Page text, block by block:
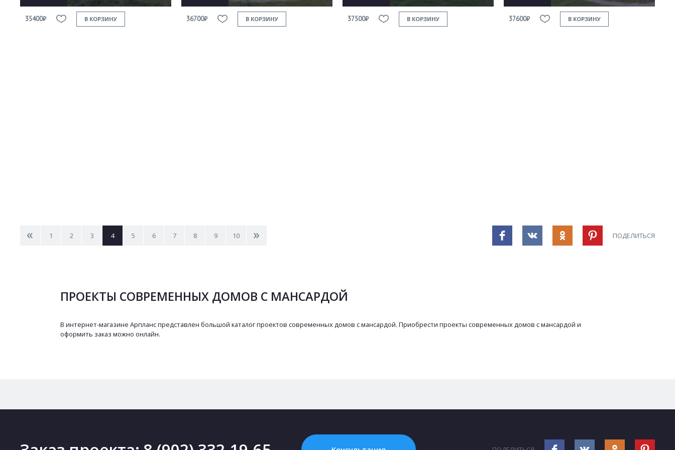
35400₽ В КОРЗИНУ 36700₽ В КОРЗИНУ 37500₽ В КОРЗИНУ 37600₽ В КОРЗИНУ
< 1 2 3 4 5 6 7 8 9 10 > ПОДЕЛИТЬСЯ
ПРОЕКТЫ СОВРЕМЕННЫХ ДОМОВ С МАНСАРДОЙ
В интернет-магазине Арпланс представлен большой каталог проектов современных домов с мансардой. Приобрести проекты современных домов с мансардой и
оформить заказ можно онлайн.